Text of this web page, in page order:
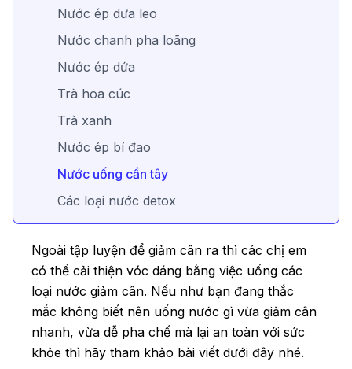
Nước ép dưa leo
Nước chanh pha loãng
Nước ép dứa
Trà hoa cúc
Trà xanh
Nước ép bí đao
Nước uống cần tây
Các loại nước detox
Ngoài tập luyện để giảm cân ra thì các chị em
có thể cải thiện vóc dáng bằng việc uống các
loại nước giảm cân. Nếu như bạn đang thắc
mắc không biết nên uống nước gì vừa giảm cân
nhanh, vừa dễ pha chế mà lại an toàn với sức
khỏe thì hãy tham khảo bài viết dưới đây nhé.